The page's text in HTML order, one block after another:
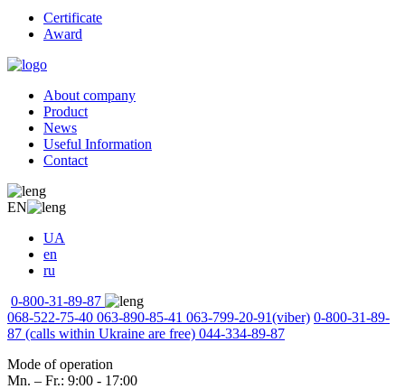
Certificate
Award
About company
Product
News
Useful Information
Contact
EN
UA
en
ru
0-800-31-89-87
068-522-75-40 063-890-85-41 063-799-20-91(viber) 0-800-31-89-
87 (calls within Ukraine are free) 044-334-89-87
Mode of operation
Mn. – Fr.: 9:00 - 17:00